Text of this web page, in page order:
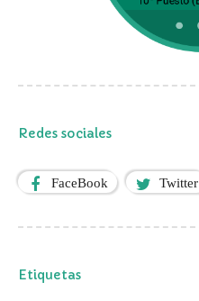
Redes sociales
FaceBook Twitter
Etiquetas